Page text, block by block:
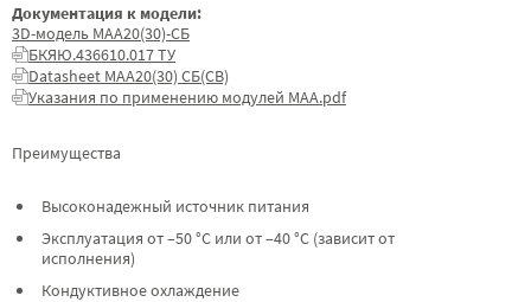
Преимущества
Высоконадежный источник питания
Эксплуатация от –50 °C или от –40 °C (зависит от
исполнения)
Кондуктивное охлаждение
Документация к модели:
3D-модель МАА20(30)-СБ
БКЯЮ.436610.017 ТУ
Datasheet МАА20(30) СБ(СВ)
Указания по применению модулей МАА.pdf